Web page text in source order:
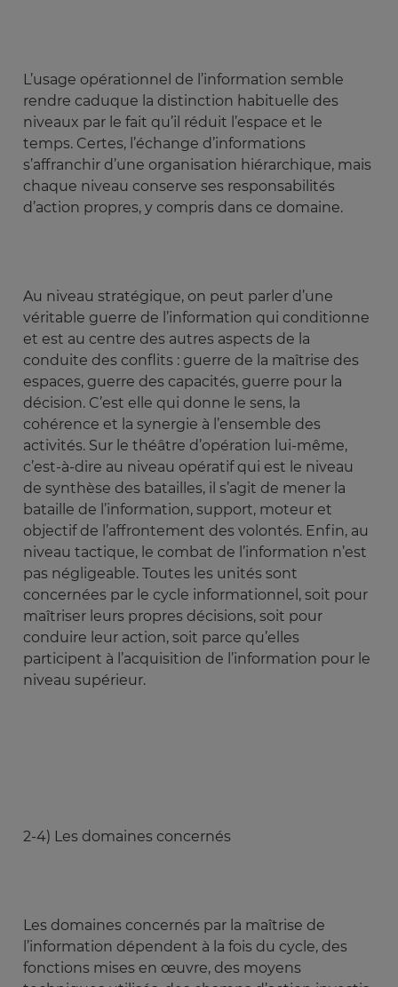
L’usage opérationnel de l’information semble
rendre caduque la distinction habituelle des
niveaux par le fait qu’il réduit l’espace et le
temps. Certes, l’échange d’informations
s’affranchir d’une organisation hiérarchique, mais
chaque niveau conserve ses responsabilités
d’action propres, y compris dans ce domaine.
Au niveau stratégique, on peut parler d’une
véritable guerre de l’information qui conditionne
et est au centre des autres aspects de la
conduite des conflits : guerre de la maîtrise des
espaces, guerre des capacités, guerre pour la
décision. C’est elle qui donne le sens, la
cohérence et la synergie à l’ensemble des
activités. Sur le théâtre d’opération lui-même,
c’est-à-dire au niveau opératif qui est le niveau
de synthèse des batailles, il s’agit de mener la
bataille de l’information, support, moteur et
objectif de l’affrontement des volontés. Enfin, au
niveau tactique, le combat de l’information n’est
pas négligeable. Toutes les unités sont
concernées par le cycle informationnel, soit pour
maîtriser leurs propres décisions, soit pour
conduire leur action, soit parce qu’elles
participent à l’acquisition de l’information pour le
niveau supérieur.
2-4) Les domaines concernés
Les domaines concernés par la maîtrise de
l’information dépendent à la fois du cycle, des
fonctions mises en œuvre, des moyens